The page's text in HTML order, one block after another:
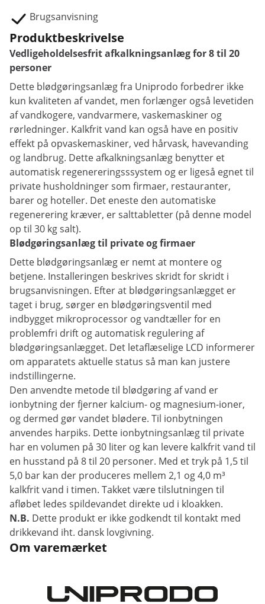
Brugsanvisning
Produktbeskrivelse
Vedligeholdelsesfrit afkalkningsanlæg for 8 til 20
personer
Dette blødgøringsanlæg fra Uniprodo forbedrer ikke
kun kvaliteten af vandet, men forlænger også levetiden
af vandkogere, vandvarmere, vaskemaskiner og
rørledninger. Kalkfrit vand kan også have en positiv
effekt på opvaskemaskiner, ved hårvask, havevanding
og landbrug. Dette afkalkningsanlæg benytter et
automatisk regenereringsssystem og er ligeså egnet til
private husholdninger som firmaer, restauranter,
barer og hoteller. Det eneste den automatiske
regenerering kræver, er salttabletter (på denne model
op til 30 kg salt).
Blødgøringsanlæg til private og firmaer
Dette blødgøringsanlæg er nemt at montere og
betjene. Installeringen beskrives skridt for skridt i
brugsanvisningen. Efter at blødgøringsanlægget er
taget i brug, sørger en blødgøringsventil med
indbygget mikroprocessor og vandtæller for en
problemfri drift og automatisk regulering af
blødgøringsanlægget. Det letaflæselige LCD informerer
om apparatets aktuelle status så man kan justere
indstillingerne.
Den anvendte metode til blødgøring af vand er
ionbytning der fjerner kalcium- og magnesium-ioner,
og dermed gør vandet blødere. Til ionbytningen
anvendes harpiks. Dette ionbytningsanlæg til private
har en volumen på 30 liter og kan levere kalkfrit vand til
en husstand på 8 til 20 personer. Med et tryk på 1,5 til
5,0 bar kan der produceres mellem 2,1 og 4,0 m³
kalkfrit vand i timen. Takket være tilslutningen til
afløbet ledes spildevandet direkte ud i kloakken.
N.B. Dette produkt er ikke godkendt til kontakt med
drikkevand iht. dansk lovgivning.
Om varemærket